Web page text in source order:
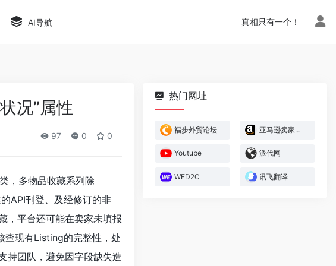
AI导航 真相只有一个！
况”属性‌
97 0 0
，多物品收藏系列除
API刊登、及经修订的非
，平台还可能在卖家未填报
查现有Listing的完整性，处
持团队，避免因字段缺失造
热门网址
福步外贸论坛 亚马逊卖家官方论坛
Youtube 派代网
WED2C 讯飞翻译